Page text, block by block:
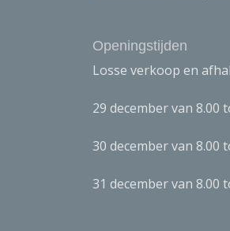
Openingstijden
Losse verkoop en
29 december van 8.00
30 december van 8.00
31 december van 8.00